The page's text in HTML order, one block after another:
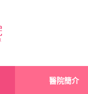
醫院簡介